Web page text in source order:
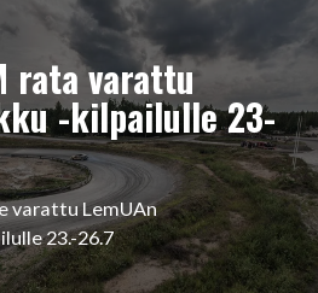
rata varattu
-kilpailulle 23-
varattu LemUAn
23.-26.7